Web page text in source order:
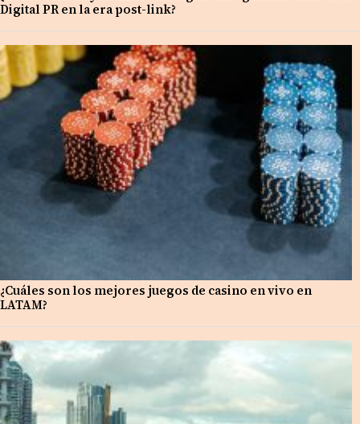
Digital PR en la era post-link?
¿Cuáles son los mejores juegos de casino en vivo en
LATAM?